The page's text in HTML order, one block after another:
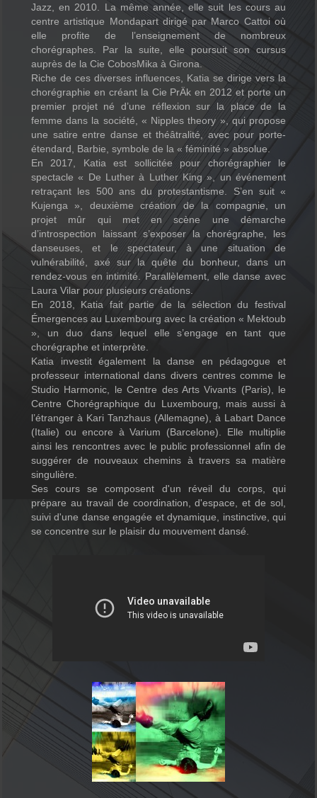
Jazz, en 2010. La même année, elle suit les cours au
centre artistique Mondapart dirigé par Marco Cattoi où
elle profite de l’enseignement de nombreux
chorégraphes. Par la suite, elle poursuit son cursus
auprès de la Cie CobosMika à Girona.
Riche de ces diverses influences, Katia se dirige vers la
chorégraphie en créant la Cie PrÄk en 2012 et porte un
premier projet né d’une réflexion sur la place de la
femme dans la société, « Nipples theory », qui propose
une satire entre danse et théâtralité, avec pour porte-
étendard, Barbie, symbole de la « féminité » absolue.
En 2017, Katia est sollicitée pour chorégraphier le
spectacle « De Luther à Luther King », un événement
retraçant les 500 ans du protestantisme. S’en suit «
Kujenga », deuxième création de la compagnie, un
projet mûr qui met en scène une démarche
d’introspection laissant s’exposer la chorégraphe, les
danseuses, et le spectateur, à une situation de
vulnérabilité, axé sur la quête du bonheur, dans un
rendez-vous en intimité. Parallèlement, elle danse avec
Laura Vilar pour plusieurs créations.
En 2018, Katia fait partie de la sélection du festival
Émergences au Luxembourg avec la création « Mektoub
», un duo dans lequel elle s’engage en tant que
chorégraphe et interprète.
Katia investit également la danse en pédagogue et
professeur international dans divers centres comme le
Studio Harmonic, le Centre des Arts Vivants (Paris), le
Centre Chorégraphique du Luxembourg, mais aussi à
l’étranger à Kari Tanzhaus (Allemagne), à Labart Dance
(Italie) ou encore à Varium (Barcelone). Elle multiplie
ainsi les rencontres avec le public professionnel afin de
suggérer de nouveaux chemins à travers sa matière
singulière.
Ses cours se composent d'un réveil du corps, qui
prépare au travail de coordination, d'espace, et de sol,
suivi d'une danse engagée et dynamique, instinctive, qui
se concentre sur le plaisir du mouvement dansé.